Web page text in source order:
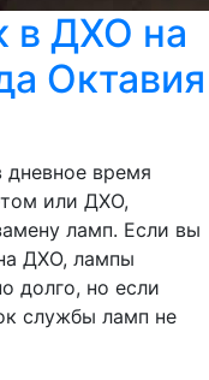
в ДХО на
Октавия
время
или ДХО,
ламп. Если вы
ДХО, лампы
долго, но если
службы ламп не